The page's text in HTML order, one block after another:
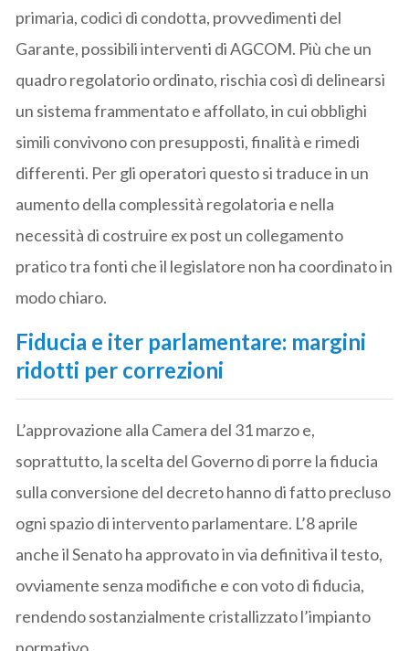
primaria, codici di condotta, provvedimenti del
Garante, possibili interventi di AGCOM. Più che un
quadro regolatorio ordinato, rischia così di delinearsi
un sistema frammentato e affollato, in cui obblighi
simili convivono con presupposti, finalità e rimedi
differenti. Per gli operatori questo si traduce in un
aumento della complessità regolatoria e nella
necessità di costruire ex post un collegamento
pratico tra fonti che il legislatore non ha coordinato in
modo chiaro.
Fiducia e iter parlamentare: margini
ridotti per correzioni
L’approvazione alla Camera del 31 marzo e,
soprattutto, la scelta del Governo di porre la fiducia
sulla conversione del decreto hanno di fatto precluso
ogni spazio di intervento parlamentare. L’8 aprile
anche il Senato ha approvato in via definitiva il testo,
ovviamente senza modifiche e con voto di fiducia,
rendendo sostanzialmente cristallizzato l’impianto